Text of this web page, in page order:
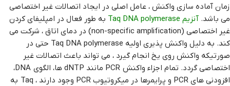
زمان آماده سازی واکنش ، عامل اصلی در ایجاد اتصالات غیر اختصاصی
می باشد. آنزیم Taq DNA polymerase
به طور فعال در امپلیفای کردن
غیر اختصاصی (non-specific amplification) در دمای اتاق ، شرکت می
کند. به دلیل واکنش پذیری اولیه Taq DNA polymerase حتی در
صورتیکه واکنش روی یخ انجام گیرد ، می تواند باعث اتصالات غیر
اختصاصی گردد. تمام اجزاء واکنش PCR مانند dNTP ها، الگوی DNA،
افزودنی های PCR و پرایمرها در میکروتیوب PCR وجود دارند ، Taq به